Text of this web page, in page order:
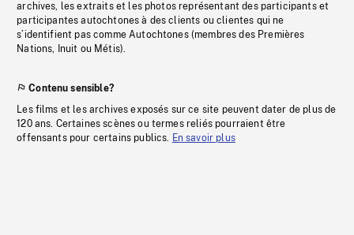
archives, les extraits et les photos représentant des participants et
participantes autochtones à des clients ou clientes qui ne
s’identifient pas comme Autochtones (membres des Premières
Nations, Inuit ou Métis).
Contenu sensible?
Les films et les archives exposés sur ce site peuvent dater de plus de
120 ans. Certaines scènes ou termes reliés pourraient être
offensants pour certains publics. En savoir plus